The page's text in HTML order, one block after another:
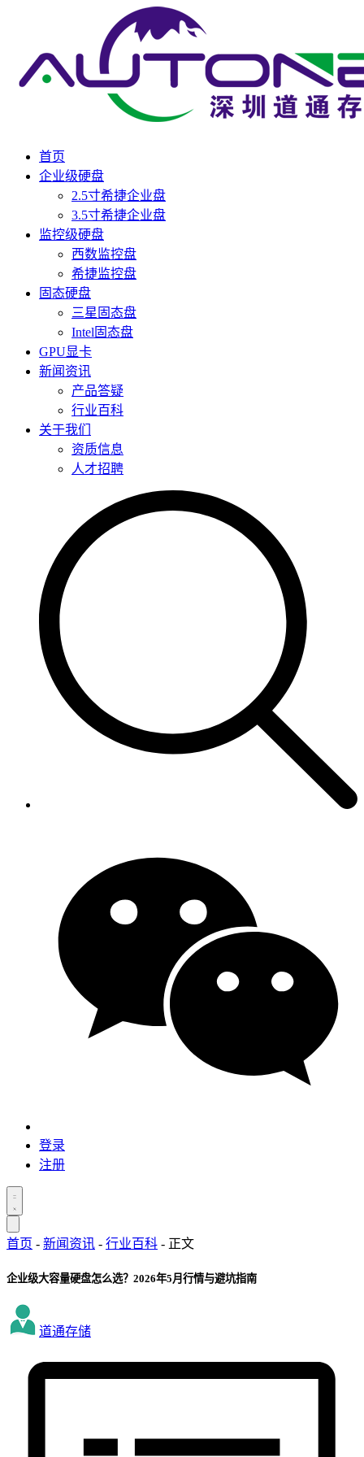
首页
企业级硬盘
2.5寸希捷企业盘
3.5寸希捷企业盘
监控级硬盘
西数监控盘
希捷监控盘
固态硬盘
三星固态盘
Intel固态盘
GPU显卡
新闻资讯
产品答疑
行业百科
关于我们
资质信息
人才招聘
登录
注册
首页 - 新闻资讯 - 行业百科 - 正文
企业级大容量硬盘怎么选？2026年5月行情与避坑指南
道通存储